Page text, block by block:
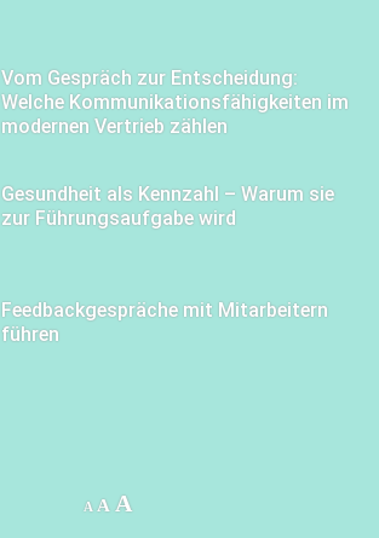
Vom Gespräch zur Entscheidung:
Welche Kommunikationsfähigkeiten im
modernen Vertrieb zählen
Gesundheit als Kennzahl – Warum sie
zur Führungsaufgabe wird
Feedbackgespräche mit Mitarbeitern
führen
A Decrease
A Reset
A